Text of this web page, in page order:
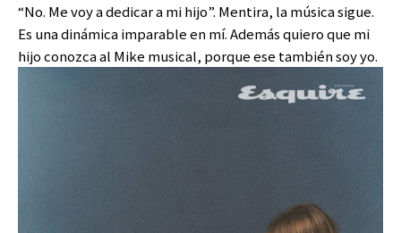
“No. Me voy a dedicar a mi hijo”. Mentira, la música sigue.
Es una dinámica imparable en mí. Además quiero que mi
hijo conozca al Mike musical, porque ese también soy yo.